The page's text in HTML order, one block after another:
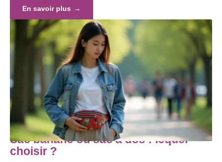
En savoir plus
Sac banane ou sac à dos : lequel
choisir ?